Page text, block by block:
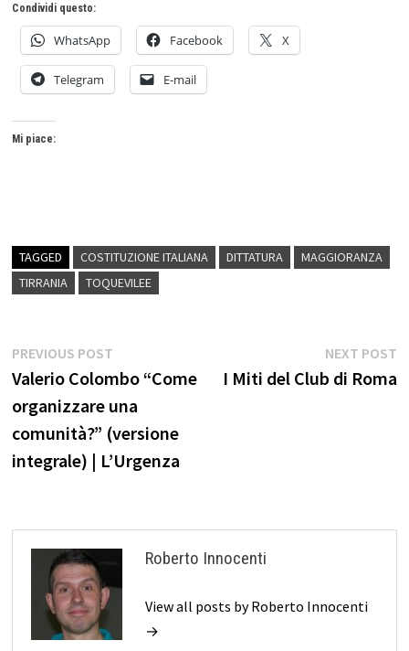
Condividi questo:
WhatsApp Facebook X
Telegram E-mail
Mi piace:
TAGGED COSTITUZIONE ITALIANA DITTATURA
MAGGIORANZA
TIRRANIA
TOQUEVILEE
Navigazione
articoli
PREVIOUS POSTPrevious
post:
Valerio Colombo “Come
organizzare una
comunità?” (versione
integrale) | L’Urgenza
NEXT POST
I Miti del Club di Roma
Roberto Innocenti
View all posts by Roberto Innocenti
→